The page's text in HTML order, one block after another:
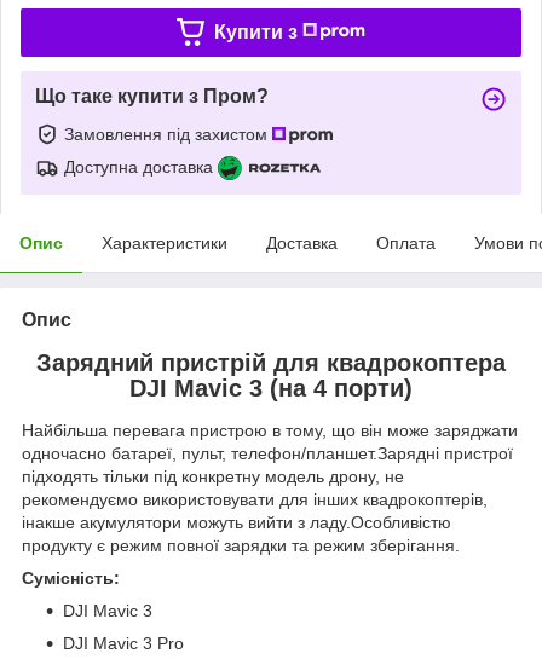
Купити з
Що таке купити з Пром?
Замовлення під захистом
Доступна доставка
Опис Характеристики Доставка Оплата Умови
Опис
Зарядний пристрій для квадрокоптера
DJI Mavic 3 (на 4 порти)
Найбільша перевага пристрою в тому, що він може заряджати
одночасно батареї, пульт, телефон/планшет.Зарядні пристрої
підходять тільки під конкретну модель дрону, не
рекомендуємо використовувати для інших квадрокоптерів,
інакше акумулятори можуть вийти з ладу.Особливістю
продукту є режим повної зарядки та режим зберігання.
Сумісність:
DJI Mavic 3
DJI Mavic 3 Pro